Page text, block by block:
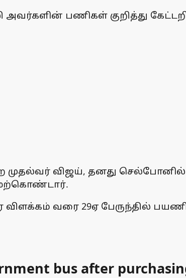
பணிகள் குறித்து
முதல்வர் விஜய், தனது செல்போனில்
வரை 29ஏ பேருந்தில்
bus after